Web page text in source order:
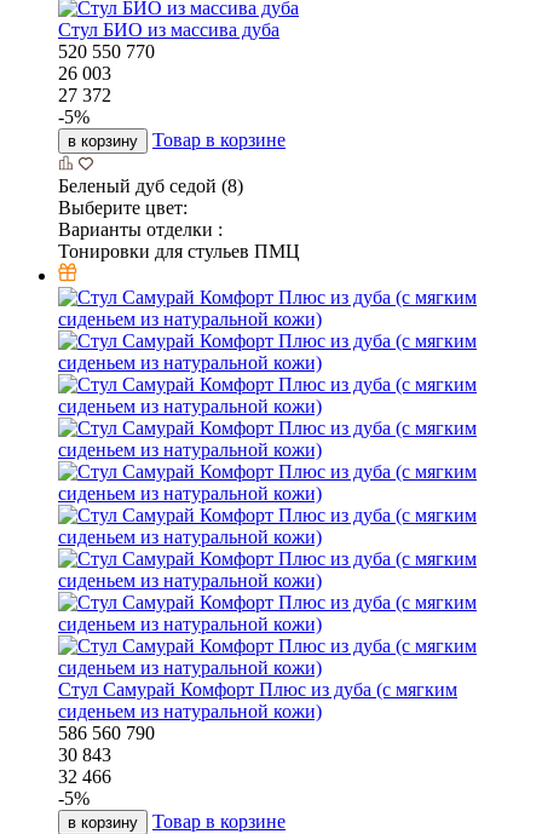
Стул БИО из массива дуба
520 550 770
26 003
27 372
-5%
в корзину Товар в корзине
Беленый дуб седой (8)
Выберите цвет:
Варианты отделки :
Тонировки для стульев ПМЦ
Стул Самурай Комфорт Плюс из дуба (с мягким
сиденьем из натуральной кожи)
586 560 790
30 843
32 466
-5%
в корзину Товар в корзине